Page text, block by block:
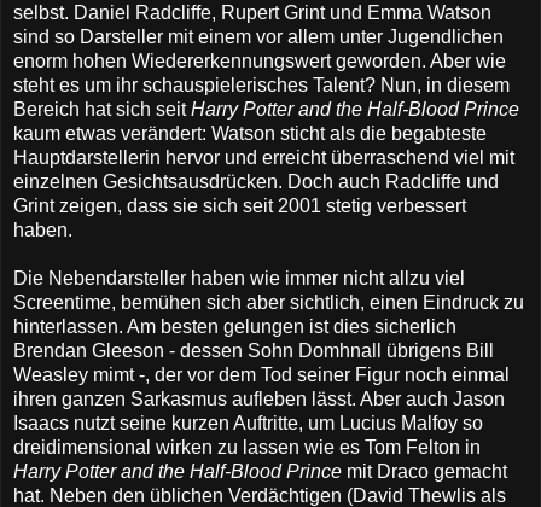
selbst. Daniel Radcliffe, Rupert Grint und Emma Watson
sind so Darsteller mit einem vor allem unter Jugendlichen
enorm hohen Wiedererkennungswert geworden. Aber wie
steht es um ihr schauspielerisches Talent? Nun, in diesem
Bereich hat sich seitHarry Potter and the Half-Blood Prince
kaum etwas verändert: Watson sticht als die begabteste
Hauptdarstellerin hervor und erreicht überraschend viel mit
einzelnen Gesichtsausdrücken. Doch auch Radcliffe und
Grint zeigen, dass sie sich seit 2001 stetig verbessert
haben.
Die Nebendarsteller haben wie immer nicht allzu viel
Screentime, bemühen sich aber sichtlich, einen Eindruck zu
hinterlassen. Am besten gelungen ist dies sicherlich
Brendan Gleeson - dessen Sohn Domhnall übrigens Bill
Weasley mimt -, der vor dem Tod seiner Figur noch einmal
ihren ganzen Sarkasmus aufleben lässt. Aber auch Jason
Isaacs nutzt seine kurzen Auftritte, um Lucius Malfoy so
dreidimensional wirken zu lassen wie es Tom Felton in
Harry Potter and the Half-Blood Prince mit Draco gemacht
hat. Neben den üblichen Verdächtigen (David Thewlis als